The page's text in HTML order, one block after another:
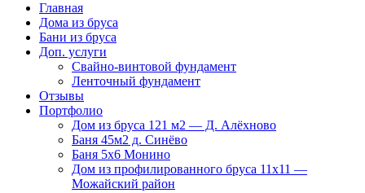
Главная
Дома из бруса
Бани из бруса
Доп. услуги
Свайно-винтовой фундамент
Ленточный фундамент
Отзывы
Портфолио
Дом из бруса 121 м2 — Д. Алёхново
Баня 45м2 д. Синёво
Баня 5х6 Монино
Дом из профилированного бруса 11х11 —
Можайский район